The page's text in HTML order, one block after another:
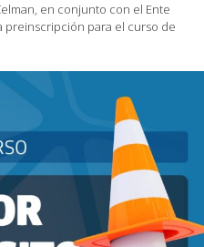
en conjunto con el Ente
preinscripción para el curso de